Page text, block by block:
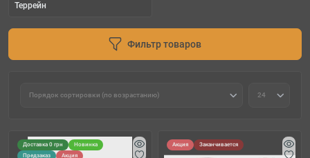
Террейн
Фильтр товаров
Доставка 0 грн
Новинка
Предзаказ
Акция
Акция Заканчивается